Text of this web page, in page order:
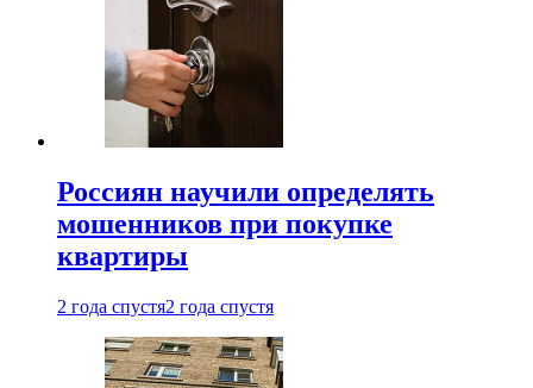
Россиян научили определять
мошенников при покупке
квартиры
2 года спустя2 года спустя